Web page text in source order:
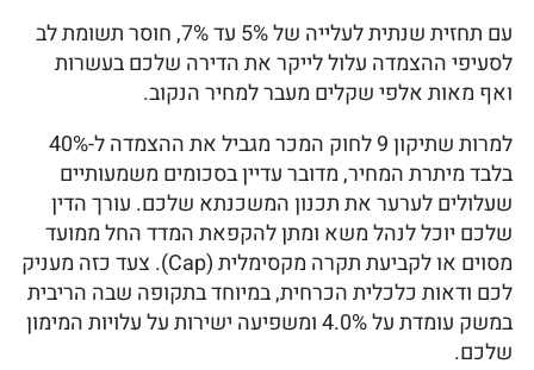
עם תחזית שנתית לעלייה של 5% עד 7%, חוסר תשומת לב
לסעיפי ההצמדה עלול לייקר את הדירה שלכם בעשרות
ואף מאות אלפי שקלים מעבר למחיר הנקוב.
למרות שתיקון 9 לחוק המכר מגביל את ההצמדה ל-40%
בלבד מיתרת המחיר, מדובר עדיין בסכומים משמעותיים
שעלולים לערער את תכנון המשכנתא שלכם. עורך הדין
שלכם יוכל לנהל משא ומתן להקפאת המדד החל ממועד
מסוים או לקביעת תקרה מקסימלית (Cap). צעד כזה מעניק
לכם ודאות כלכלית הכרחית, במיוחד בתקופה שבה הריבית
במשק עומדת על 4.0% ומשפיעה ישירות על עלויות המימון
שלכם.